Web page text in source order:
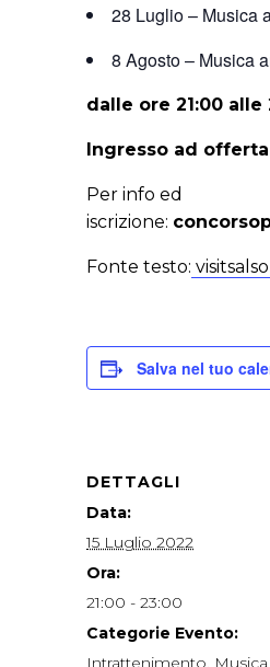
28 Luglio – Musica
8 Agosto – Musica
dalle ore 21:00 alle
Ingresso ad offerta
Per info ed
iscrizione:
Fonte testo:
Salva nel tuo
DETTAGLI
Data:
15 Luglio 2022
Ora:
21:00 - 23:00
Categorie Evento:
Intrattenimento Musica